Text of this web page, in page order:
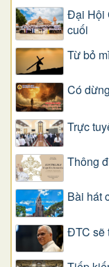
Đại Hội
cuối
Từ bỏ
Có
Trực
Thông
Bài hát
ĐTC sẽ